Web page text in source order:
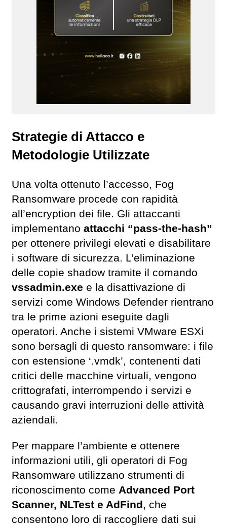
Strategie di Attacco e
Metodologie Utilizzate
Una volta ottenuto l’accesso, Fog
Ransomware procede con rapidità
all’encryption dei file. Gli attaccanti
implementano attacchi “pass-the-hash”
per ottenere privilegi elevati e disabilitare
i software di sicurezza. L’eliminazione
delle copie shadow tramite il comando
vssadmin.exe e la disattivazione di
servizi come Windows Defender rientrano
tra le prime azioni eseguite dagli
operatori. Anche i sistemi VMware ESXi
sono bersagli di questo ransomware: i file
con estensione ‘.vmdk’, contenenti dati
critici delle macchine virtuali, vengono
crittografati, interrompendo i servizi e
causando gravi interruzioni delle attività
aziendali.
Per mappare l’ambiente e ottenere
informazioni utili, gli operatori di Fog
Ransomware utilizzano strumenti di
riconoscimento come Advanced Port
Scanner, NLTest e AdFind, che
consentono loro di raccogliere dati sui